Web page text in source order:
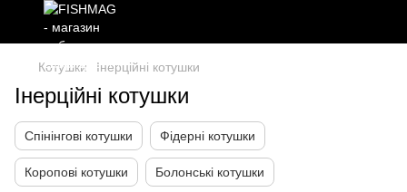
Котушки Інерційні котушки
Інерційні котушки
Спінінгові котушки Фідерні котушки
Коропові котушки Болонські котушки